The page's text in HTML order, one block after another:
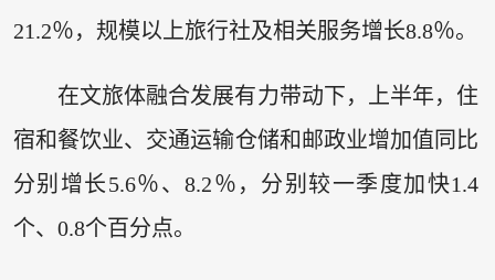
21.2％，规模以上旅行社及相关服务增长8.8％。
在文旅体融合发展有力带动下，上半年，住
宿和餐饮业、交通运输仓储和邮政业增加值同比
分别增长5.6％、8.2％，分别较一季度加快1.4
个、0.8个百分点。